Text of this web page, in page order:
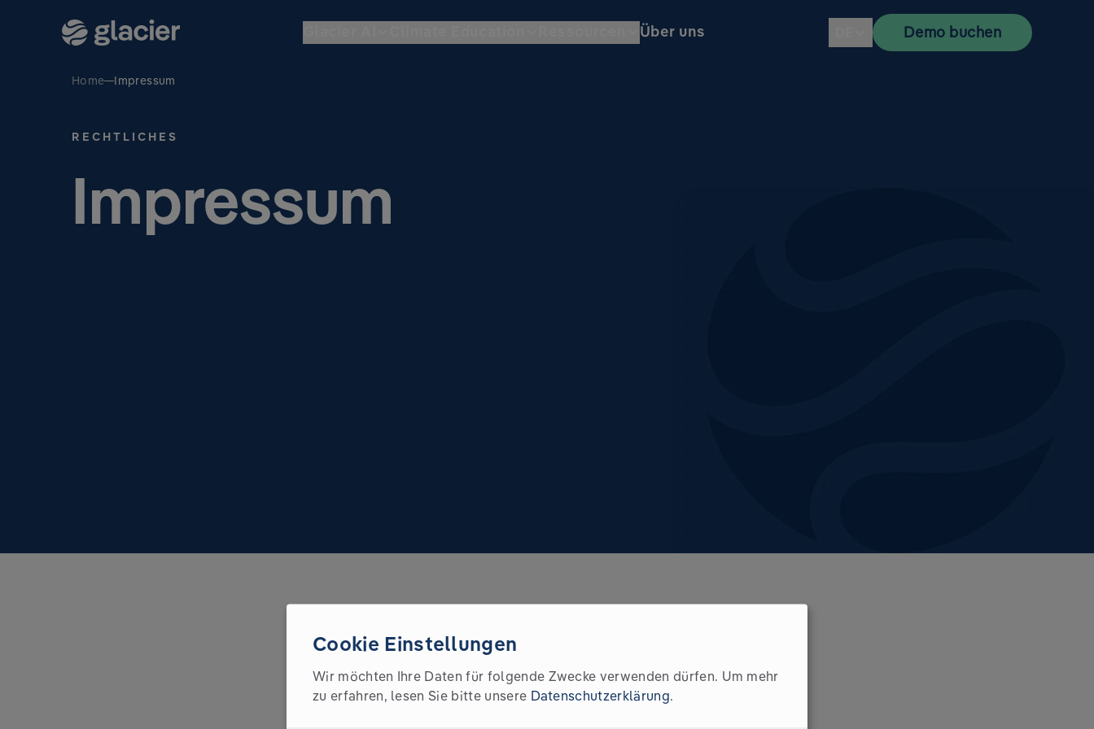
Über uns Demo buchen
Home Impressum
RECHTLICHES
Impressum
Verantwortlich für den Inhalt:
Cookie Einstellungen
Wir möchten Ihre Daten für folgende Zwecke verwenden dürfen. Um mehr
zu erfahren, lesen Sie bitte unsere Datenschutzerklärung.